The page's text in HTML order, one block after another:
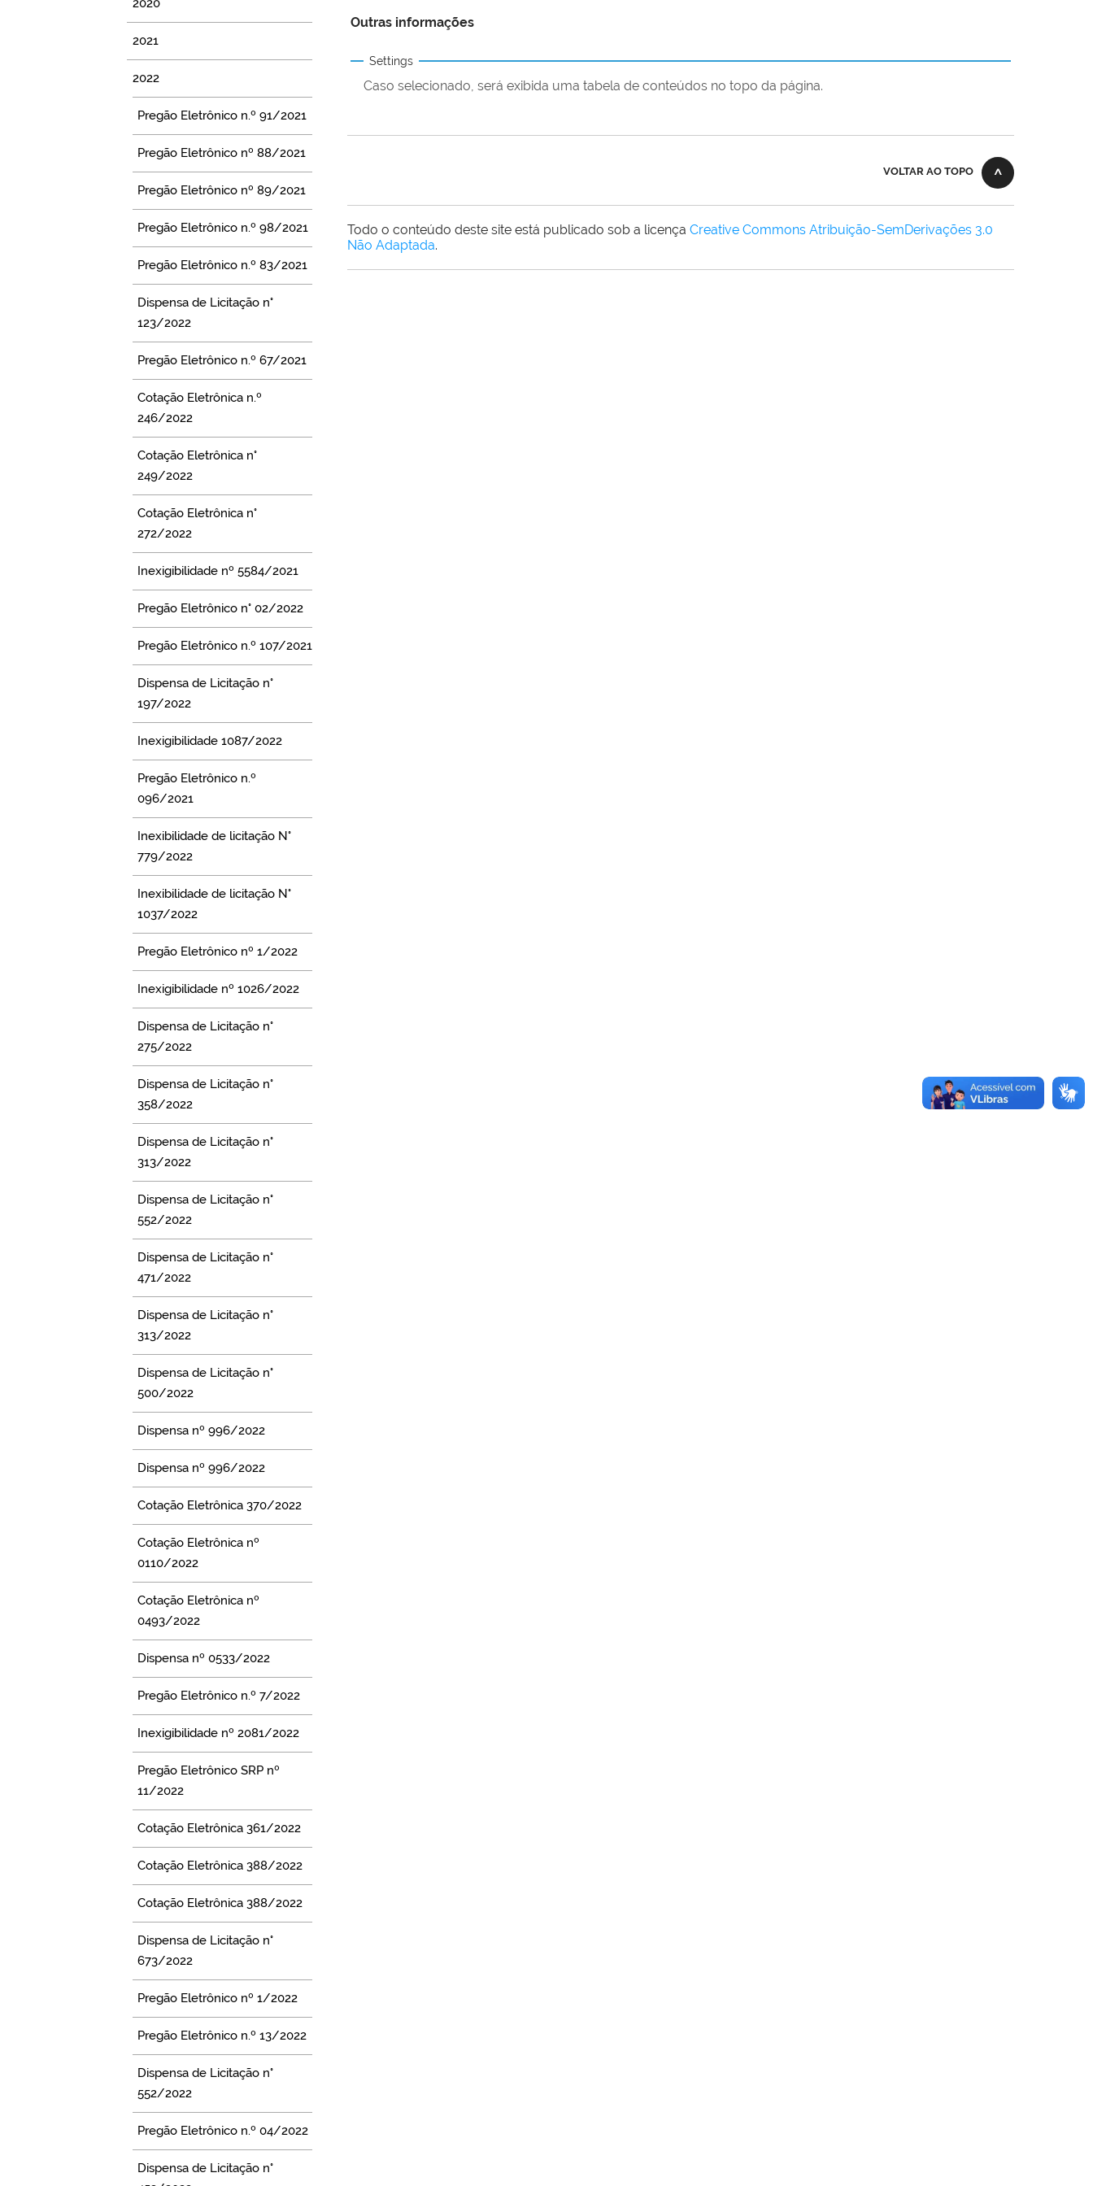
2020
2021
2022
Pregão Eletrônico n.º 91/2021
Pregão Eletrônico nº 88/2021
Pregão Eletrônico nº 89/2021
Pregão Eletrônico n.º 98/2021
Pregão Eletrônico n.º 83/2021
Dispensa de Licitação n°
123/2022
Pregão Eletrônico n.º 67/2021
Cotação Eletrônica n.º
246/2022
Cotação Eletrônica n°
249/2022
Cotação Eletrônica n°
272/2022
Inexigibilidade nº 5584/2021
Pregão Eletrônico n° 02/2022
Pregão Eletrônico n.º 107/2021
Dispensa de Licitação n°
197/2022
Inexigibilidade 1087/2022
Pregão Eletrônico n.º
096/2021
Inexibilidade de licitação N°
779/2022
Inexibilidade de licitação N°
1037/2022
Pregão Eletrônico nº 1/2022
Inexigibilidade nº 1026/2022
Dispensa de Licitação n°
275/2022
Dispensa de Licitação n°
358/2022
Dispensa de Licitação n°
313/2022
Dispensa de Licitação n°
552/2022
Dispensa de Licitação n°
471/2022
Dispensa de Licitação n°
313/2022
Dispensa de Licitação n°
500/2022
Dispensa nº 996/2022
Dispensa nº 996/2022
Cotação Eletrônica 370/2022
Cotação Eletrônica nº
0110/2022
Cotação Eletrônica nº
0493/2022
Dispensa nº 0533/2022
Pregão Eletrônico n.º 7/2022
Inexigibilidade nº 2081/2022
Pregão Eletrônico SRP nº
11/2022
Cotação Eletrônica 361/2022
Cotação Eletrônica 388/2022
Cotação Eletrônica 388/2022
Dispensa de Licitação n°
673/2022
Pregão Eletrônico nº 1/2022
Pregão Eletrônico n.º 13/2022
Dispensa de Licitação n°
552/2022
Pregão Eletrônico n.º 04/2022
Dispensa de Licitação n°
Outras informações
Settings
Caso selecionado, será exibida uma tabela de conteúdos no topo da página.
VOLTAR AO TOPO
Todo o conteúdo deste site está publicado sob a licença Creative Commons Atribuição-SemDerivações 3.0
Não Adaptada.